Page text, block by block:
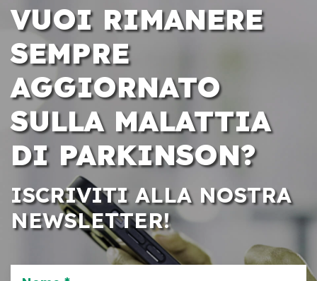
VUOI RIMANERE
SEMPRE
AGGIORNATO
SULLA MALATTIA
DI PARKINSON?
ISCRIVITI ALLA NOSTRA
NEWSLETTER!